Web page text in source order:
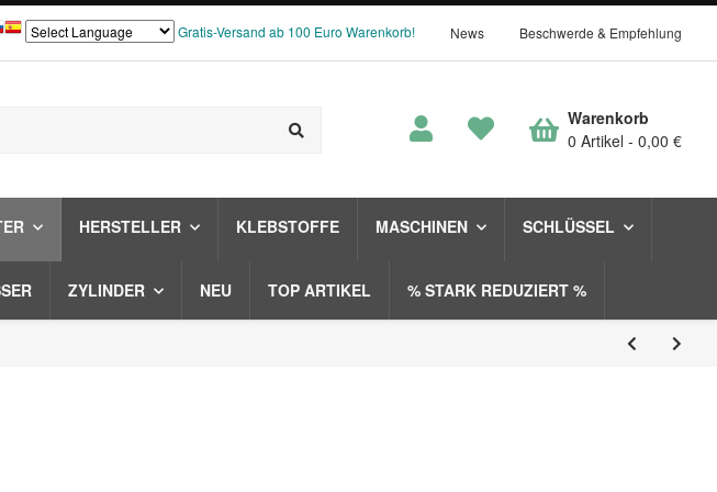
Gratis-Versand ab 100 Euro Warenkorb! News Beschwerde & Empfehlung
HERSTELLER KLEBSTOFFE MASCHINEN SCHLÜSSEL
ZYLINDER NEU TOP ARTIKEL % STARK REDUZIERT %
Warenkorb
0 Artikel
0,00 €